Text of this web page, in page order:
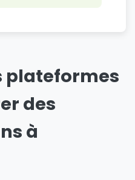
plateformes
des
à